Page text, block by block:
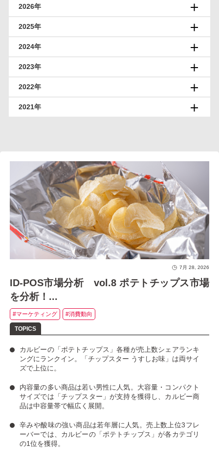
2026年
2025年
2024年
2023年
2022年
2021年
7月 28, 2026
ID-POS市場分析 vol.8 ポテトチップス市場
を分析！...
#マーケティング #消費動向
カルビーの「ポテトチップス」各種が売上数シェアランキ
ングにランクイン。
「チップスター うすしお味」 は両サイ
ズで上位に。
内容量の多い商品は若い男性に人気。大容量・コンパクト
サイズでは「チップスター」が支持を獲得し、カルビー商
品は中容量帯で幅広く展開。
辛みや酸味の強い商品は若年層に人気。売上数上位3フレ
ーバーでは、カルビーの「ポテトチップス」が各カテゴリ
の1位を獲得。